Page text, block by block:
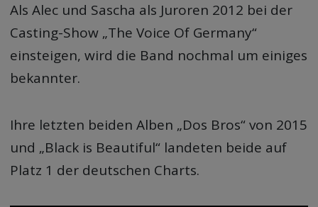
Als Alec und Sascha als Juroren 2012 bei der
Casting-Show „The Voice Of Germany“
einsteigen, wird die Band nochmal um einiges
bekannter.
Ihre letzten beiden Alben „Dos Bros“ von 2015
und „Black is Beautiful“ landeten beide auf
Platz 1 der deutschen Charts.